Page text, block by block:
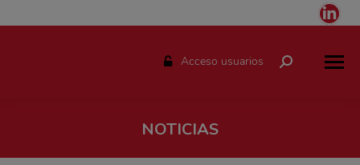
Acceso usuarios Buscar:
NOTICIAS